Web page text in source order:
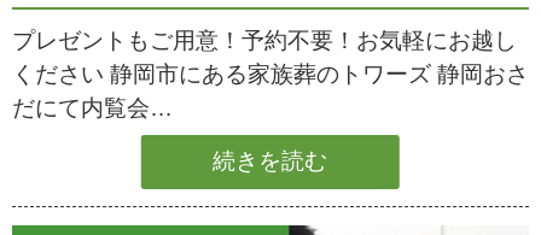
プレゼントもご用意！予約不要！お気軽にお越し
ください 静岡市にある家族葬のトワーズ 静岡おさ
だにて内覧会…
続きを読む